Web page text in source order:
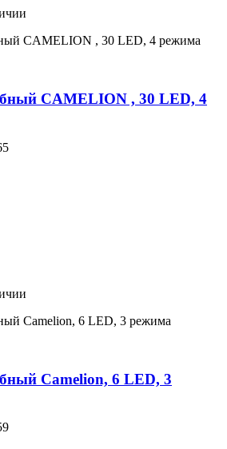
CAMELION , 30 LED, 4
Camelion, 6 LED, 3